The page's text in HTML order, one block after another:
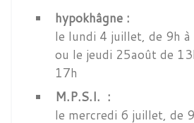
hypokhâgne :
le lundi 4 juillet, de 9h à
ou le jeudi 25août de
17h
M.P.S.I. :
le mercredi 6 juillet, de